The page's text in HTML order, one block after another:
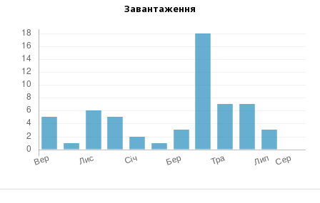
Завантаження